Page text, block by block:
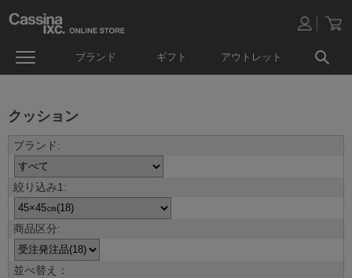
ブランド ギフト アウトレット
クッション
並べ替え：